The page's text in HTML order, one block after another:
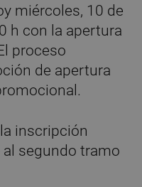
miércoles, 10 de
h con la apertura
proceso
de apertura
inscripción
segundo tramo